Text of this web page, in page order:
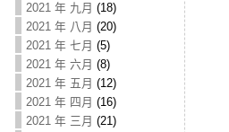
2021 年 九月 (18)
2021 年 八月 (20)
2021 年 七月 (5)
2021 年 六月 (8)
2021 年 五月 (12)
2021 年 四月 (16)
2021 年 三月 (21)